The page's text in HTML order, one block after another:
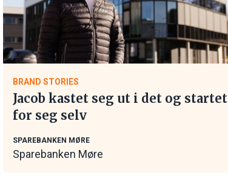
BRAND STORIES
Jacob kastet seg ut i det og startet
for seg selv
SPAREBANKEN MØRE
Sparebanken Møre